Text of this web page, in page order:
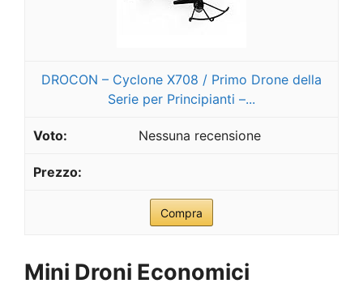
DROCON – Cyclone X708 / Primo Drone della
Serie per Principianti –...
Nessuna recensione
Compra
Mini Droni Economici